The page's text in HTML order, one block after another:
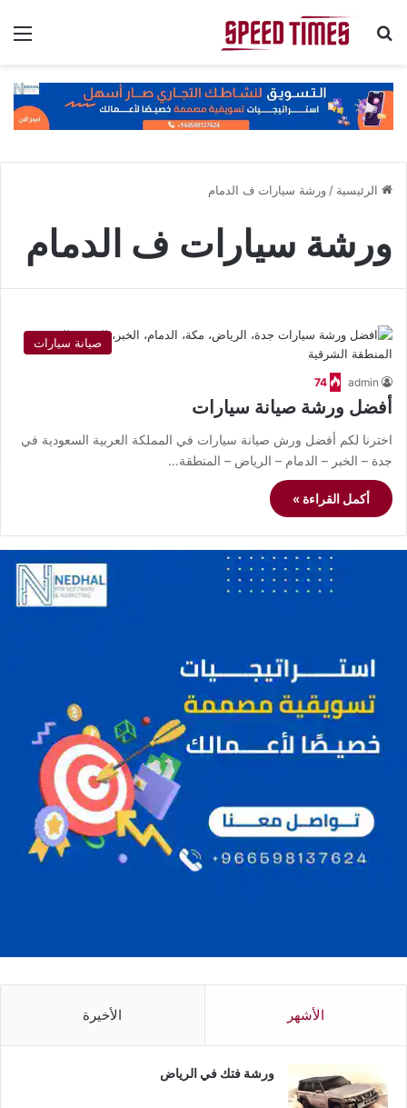
بحث عن
الرئيسية / ورشة سيارات ف الدمام
ورشة سيارات ف الدمام
صيانة سيارات
admin
74
أفضل ورشة صيانة سيارات
اخترنا لكم أفضل ورش صيانة سيارات في المملكة العربية السعودية في
جدة – الخبر – الدمام – الرياض – المنطقة…
أكمل القراءة »
الأشهر الأخيرة
ورشة فتك في الرياض